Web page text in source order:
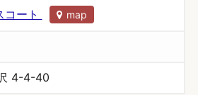
コート map
4-4-40